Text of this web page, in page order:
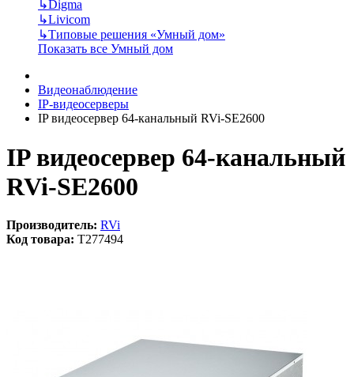
↳Digma
↳Livicom
↳Типовые решения «Умный дом»
Показать все Умный дом
Видеонаблюдение
IP-видеосерверы
IP видеосервер 64-канальный RVi-SE2600
IP видеосервер 64-канальный
RVi-SE2600
Производитель: RVi
Код товара: T277494